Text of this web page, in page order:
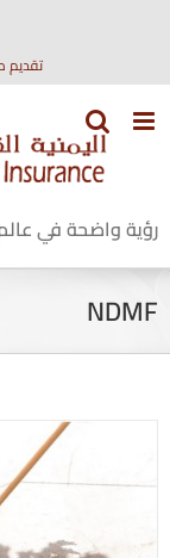
تقديم
رؤية واضحة في عالم
NDMF